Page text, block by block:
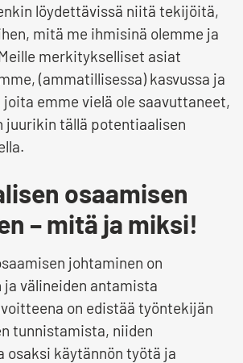
löydettävissä niitä tekijöitä,
mitä me ihmisinä olemme ja
merkitykselliset asiat
(ammatillisessa) kasvussa ja
emme vielä ole saavuttaneet,
juurikin tällä potentiaalisen
osaamisen
– mitä ja miksi!
johtaminen on
välineiden antamista
on edistää työntekijän
tunnistamista, niiden
osaksi käytännön työtä ja